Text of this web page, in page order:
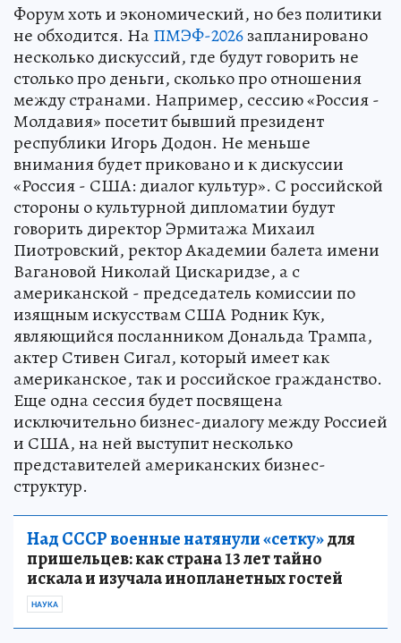
Форум хоть и экономический, но без политики
не обходится. НаПМЭФ-2026запланировано
несколько дискуссий, где будут говорить не
столько про деньги, сколько про отношения
между странами. Например, сессию «Россия -
Молдавия» посетит бывший президент
республики Игорь Додон. Не меньше
внимания будет приковано и к дискуссии
«Россия - США: диалог культур». С российской
стороны о культурной дипломатии будут
говорить директор Эрмитажа Михаил
Пиотровский, ректор Академии балета имени
Вагановой Николай Цискаридзе, а с
американской - председатель комиссии по
изящным искусствам США Родник Кук,
являющийся посланником Дональда Трампа,
актер Стивен Сигал, который имеет как
американское, так и российское гражданство.
Еще одна сессия будет посвящена
исключительно бизнес-диалогу между Россией
и США, на ней выступит несколько
представителей американских бизнес-
структур.
Над СССР военные натянули «сетку»для
пришельцев: как страна 13 лет тайно
искала и изучала инопланетных гостей
НАУКА